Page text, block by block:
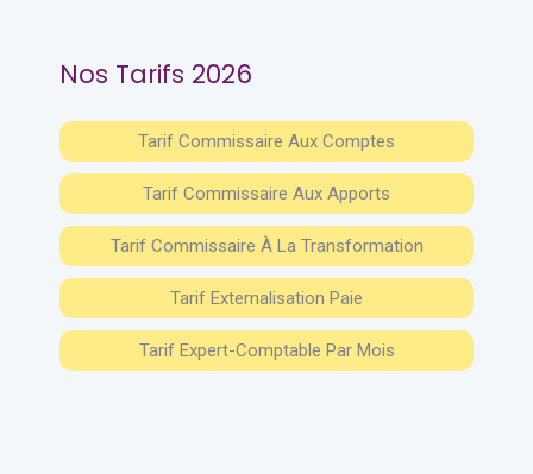
Nos Tarifs 2026
Tarif Commissaire Aux Comptes
Tarif Commissaire Aux Apports
Tarif Commissaire À La Transformation
Tarif Externalisation Paie
Tarif Expert-Comptable Par Mois